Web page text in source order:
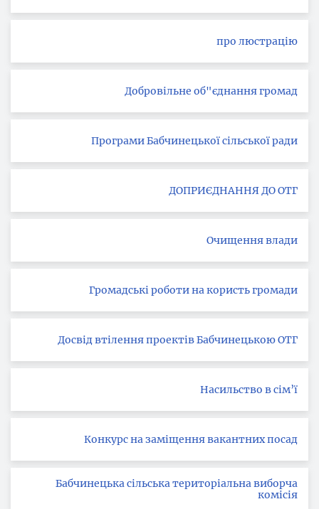
про люстрацію
Добровільне об"єднання громад
Програми Бабчинецької сільської ради
ДОПРИЄДНАННЯ ДО ОТГ
Очищення влади
Громадські роботи на користь громади
Досвід втілення проектів Бабчинецькою ОТГ
Насильство в сім’ї
Конкурс на заміщення вакантних посад
Бабчинецька сільська територіальна виборча
комісія